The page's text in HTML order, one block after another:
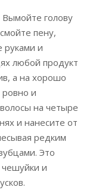
голову
пену,
и
любой продукт
а на хорошо
и
на четыре
и нанесите от
редким
Это
и